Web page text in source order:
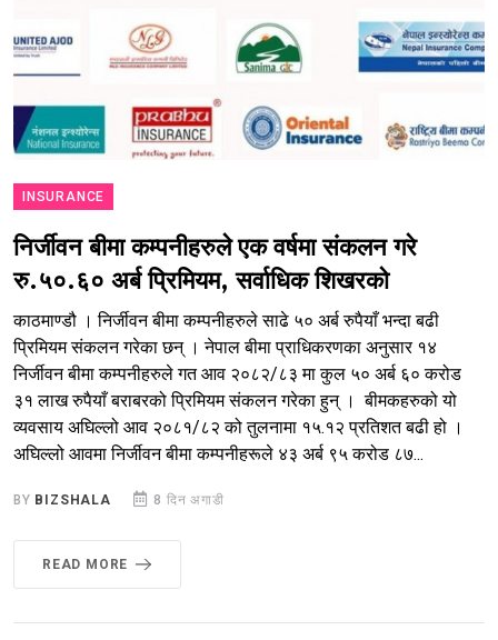
INSURANCE
निर्जीवन बीमा कम्पनीहरुले एक वर्षमा संकलन गरे
रु.५०.६० अर्ब प्रिमियम, सर्वाधिक शिखरको
काठमाण्डौ । निर्जीवन बीमा कम्पनीहरुले साढे ५० अर्ब रुपैयाँ भन्दा बढी
प्रिमियम संकलन गरेका छन् । नेपाल बीमा प्राधिकरणका अनुसार १४
निर्जीवन बीमा कम्पनीहरुले गत आव २०८२/८३ मा कुल ५० अर्ब ६० करोड
३१ लाख रुपैयाँ बराबरको प्रिमियम संकलन गरेका हुन् । बीमकहरुको यो
व्यवसाय अघिल्लो आव २०८१/८२ को तुलनामा १५.१२ प्रतिशत बढी हो ।
अघिल्लो आवमा निर्जीवन बीमा कम्पनीहरूले ४३ अर्ब ९५ करोड ८७...
BY BIZSHALA 8 दिन अगाडी
READ MORE